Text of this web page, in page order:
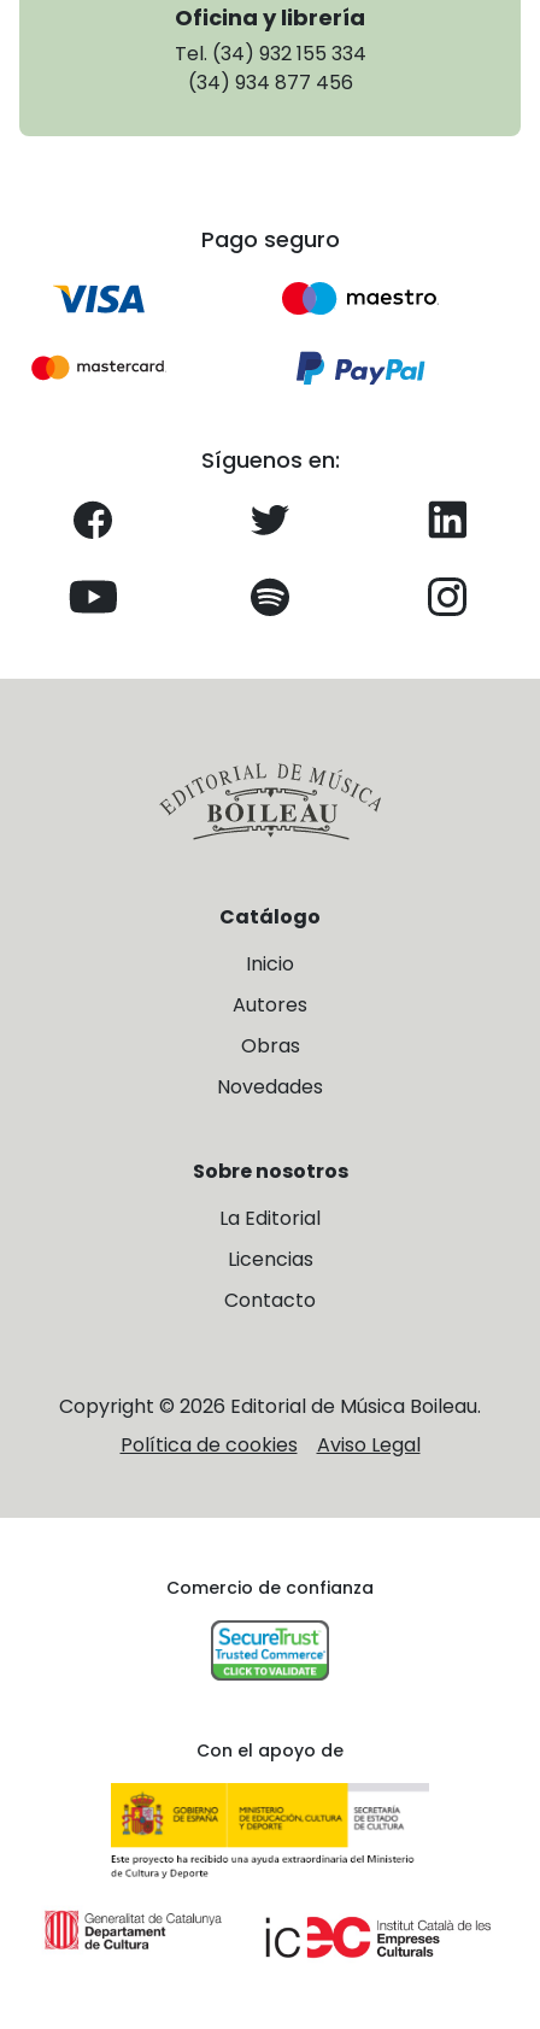
Oficina y librería
Tel. (34) 932 155 334
(34) 934 877 456
Pago seguro
Síguenos en:
Catálogo
Inicio
Autores
Obras
Novedades
Sobre nosotros
La Editorial
Licencias
Contacto
Copyright © 2026 Editorial de Música Boileau.
Política de cookies
Aviso Legal
Comercio de confianza
Con el apoyo de